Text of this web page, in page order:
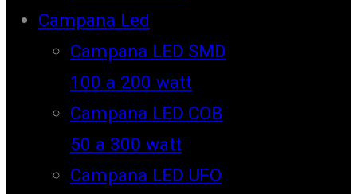
Campana Led
Campana LED SMD
100 a 200 watt
Campana LED COB
50 a 300 watt
Campana LED UFO